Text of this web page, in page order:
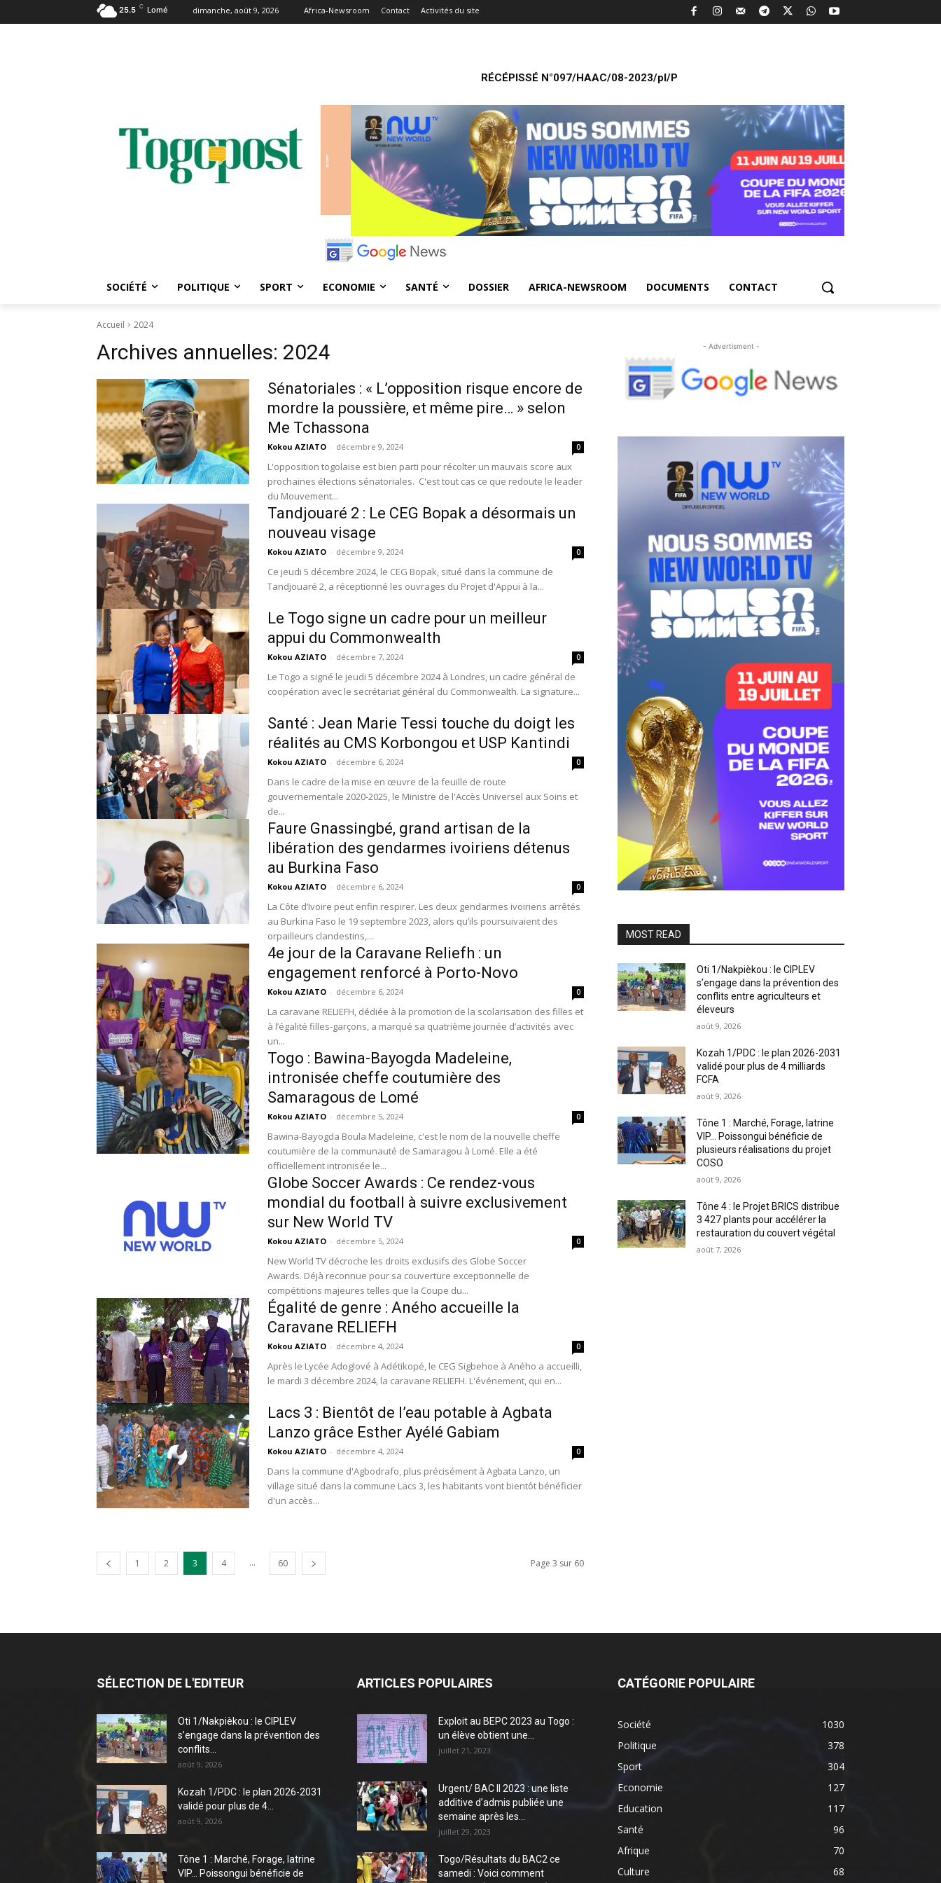
25.5 C Lomé dimanche, août 9, 2026 Africa-Newsroom Contact Activités du site
RÉCÉPISSÉ N°097/HAAC/08-2023/pl/P
SOCIÉTÉ POLITIQUE SPORT ECONOMIE SANTÉ DOSSIER AFRICA-NEWSROOM DOCUMENTS CONTACT
Accueil 2024
Archives annuelles: 2024
Sénatoriales : « L’opposition risque encore de
mordre la poussière, et même pire… » selon
Me Tchassona
Kokou AZIATO - décembre 9, 2024 0
L'opposition togolaise est bien parti pour récolter un mauvais score aux
prochaines élections sénatoriales. C'est tout cas ce que redoute le leader
du Mouvement...
Tandjouaré 2 : Le CEG Bopak a désormais un
nouveau visage
Kokou AZIATO - décembre 9, 2024 0
Ce jeudi 5 décembre 2024, le CEG Bopak, situé dans la commune de
Tandjouaré 2, a réceptionné les ouvrages du Projet d'Appui à la...
Le Togo signe un cadre pour un meilleur
appui du Commonwealth
Kokou AZIATO - décembre 7, 2024 0
Le Togo a signé le jeudi 5 décembre 2024 à Londres, un cadre général de
coopération avec le secrétariat général du Commonwealth. La signature...
Santé : Jean Marie Tessi touche du doigt les
réalités au CMS Korbongou et USP Kantindi
Kokou AZIATO - décembre 6, 2024 0
Dans le cadre de la mise en œuvre de la feuille de route
gouvernementale 2020-2025, le Ministre de l'Accès Universel aux Soins et
de...
Faure Gnassingbé, grand artisan de la
libération des gendarmes ivoiriens détenus
au Burkina Faso
Kokou AZIATO - décembre 6, 2024 0
La Côte d’Ivoire peut enfin respirer. Les deux gendarmes ivoiriens arrêtés
au Burkina Faso le 19 septembre 2023, alors qu’ils poursuivaient des
orpailleurs clandestins,...
4e jour de la Caravane Reliefh : un
engagement renforcé à Porto-Novo
Kokou AZIATO - décembre 6, 2024 0
La caravane RELIEFH, dédiée à la promotion de la scolarisation des filles et
à l’égalité filles-garçons, a marqué sa quatrième journée d’activités avec
un...
Togo : Bawina-Bayogda Madeleine,
intronisée cheffe coutumière des
Samaragous de Lomé
Kokou AZIATO - décembre 5, 2024 0
Bawina-Bayogda Boula Madeleine, c'est le nom de la nouvelle cheffe
coutumière de la communauté de Samaragou à Lomé. Elle a été
officiellement intronisée le...
Globe Soccer Awards : Ce rendez-vous
mondial du football à suivre exclusivement
sur New World TV
Kokou AZIATO - décembre 5, 2024 0
New World TV décroche les droits exclusifs des Globe Soccer
Awards. Déjà reconnue pour sa couverture exceptionnelle de
compétitions majeures telles que la Coupe du...
Égalité de genre : Aného accueille la
Caravane RELIEFH
Kokou AZIATO - décembre 4, 2024 0
Après le Lycée Adoglové à Adétikopé, le CEG Sigbehoe à Aného a accueilli,
le mardi 3 décembre 2024, la caravane RELIEFH. L'événement, qui en...
Lacs 3 : Bientôt de l’eau potable à Agbata
Lanzo grâce Esther Ayélé Gabiam
Kokou AZIATO - décembre 4, 2024 0
Dans la commune d'Agbodrafo, plus précisément à Agbata Lanzo, un
village situé dans la commune Lacs 3, les habitants vont bientôt bénéficier
d'un accès...
1 2 3 4 ... 60 Page 3 sur 60
- Advertisment -
MOST READ
Oti 1/Nakpièkou : le CIPLEV
s’engage dans la prévention des
conflits entre agriculteurs et
éleveurs
août 9, 2026
Kozah 1/PDC : le plan 2026-2031
validé pour plus de 4 milliards
FCFA
août 9, 2026
Tône 1 : Marché, Forage, latrine
VIP… Poissongui bénéficie de
plusieurs réalisations du projet
COSO
août 9, 2026
Tône 4 : le Projet BRICS distribue
3 427 plants pour accélérer la
restauration du couvert végétal
août 7, 2026
SÉLECTION DE L'EDITEUR
Oti 1/Nakpièkou : le CIPLEV
s’engage dans la prévention des
conflits...
août 9, 2026
Kozah 1/PDC : le plan 2026-2031
validé pour plus de 4...
août 9, 2026
Tône 1 : Marché, Forage, latrine
VIP… Poissongui bénéficie de
ARTICLES POPULAIRES
Exploit au BEPC 2023 au Togo :
un élève obtient une...
juillet 21, 2023
Urgent/ BAC II 2023 : une liste
additive d’admis publiée une
semaine après les...
juillet 29, 2023
Togo/Résultats du BAC2 ce
samedi : Voici comment
CATÉGORIE POPULAIRE
Société
1030
Politique
378
Sport
304
Economie
127
Education
117
Santé
96
Afrique
70
Culture
68